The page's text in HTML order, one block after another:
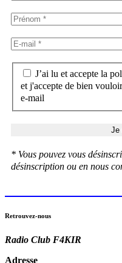
J’ai lu et accepte la
et j'accepte de bien
e-mail
* Vous pouvez vous
désinscription ou en nous
Retrouvez-nous
Radio Club F4KIR
Adresse